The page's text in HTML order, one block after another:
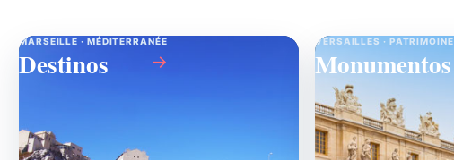
MARSEILLE · MÉDITERRANÉE
Destinos →
VERSAILLES · PATRIMOINE
Monumentos